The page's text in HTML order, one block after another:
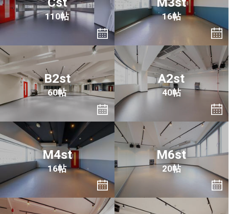
110帖 16帖
B2st
60帖
A2st
40帖
M4st
16帖
M6st
20帖